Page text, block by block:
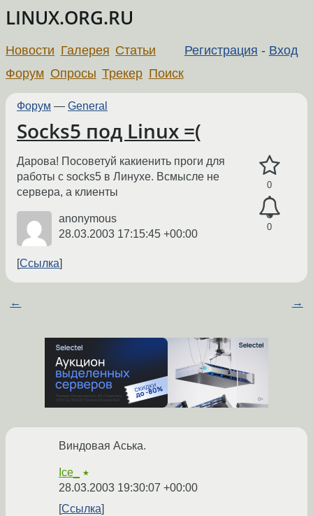
LINUX.ORG.RU
Регистрация - Вход
Новости Галерея Статьи
Форум Опросы Трекер Поиск
Форум — General
Socks5 под Linux =(
0
0
Дарова! Посоветуй какиенить проги для
работы с socks5 в Линухе. Всмысле не
сервера, а клиенты
anonymous
28.03.2003 17:15:45 +00:00
Ссылка
← →
Виндовая Аська.
Ice_ ★
28.03.2003 19:30:07 +00:00
Ссылка